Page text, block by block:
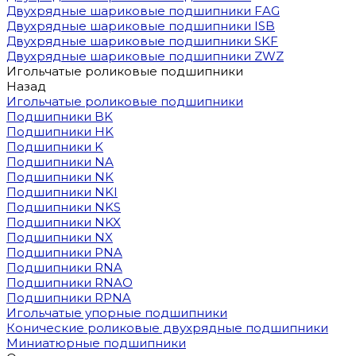
Двухрядные шариковые подшипники FAG
Двухрядные шариковые подшипники ISB
Двухрядные шариковые подшипники SKF
Двухрядные шариковые подшипники ZWZ
Игольчатые роликовые подшипники
Назад
Игольчатые роликовые подшипники
Подшипники BK
Подшипники HK
Подшипники K
Подшипники NA
Подшипники NK
Подшипники NKI
Подшипники NKS
Подшипники NKX
Подшипники NX
Подшипники PNA
Подшипники RNA
Подшипники RNAO
Подшипники RPNA
Игольчатые упорные подшипники
Конические роликовые двухрядные подшипники
Миниатюрные подшипники